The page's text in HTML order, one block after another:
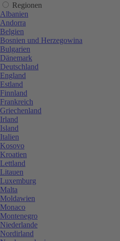
Regionen
Albanien
Andorra
Belgien
Bosnien und Herzegowina
Bulgarien
Dänemark
Deutschland
England
Estland
Finnland
Frankreich
Griechenland
Irland
Island
Italien
Kosovo
Kroatien
Lettland
Litauen
Luxemburg
Malta
Moldawien
Monaco
Montenegro
Niederlande
Nordirland